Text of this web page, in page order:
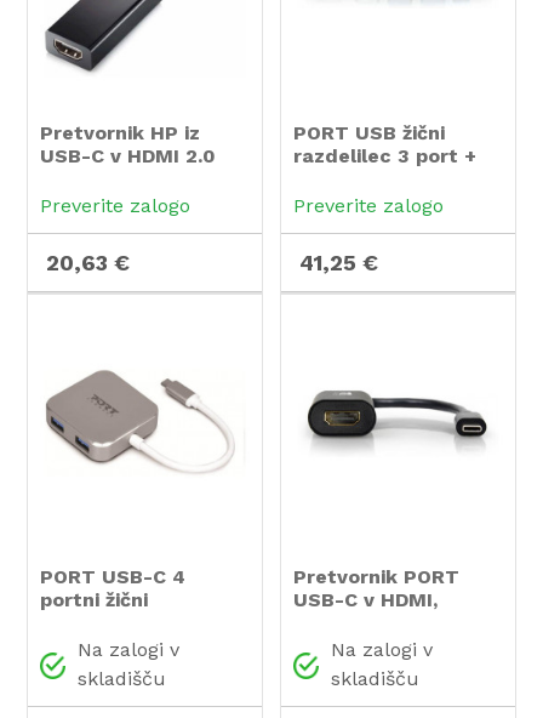
Pretvornik HP iz
USB-C v HDMI 2.0
Preverite zalogo
20,63 €
PORT USB žični
razdelilec 3 port +
Preverite zalogo
41,25 €
PORT USB-C 4
portni žični
Na zalogi v
skladišču
Pretvornik PORT
USB-C v HDMI,
2160Na zalogi v
skladišču